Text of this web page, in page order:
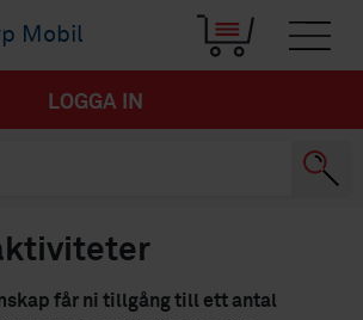
LOGGA IN
får ni tillgång till ett antal